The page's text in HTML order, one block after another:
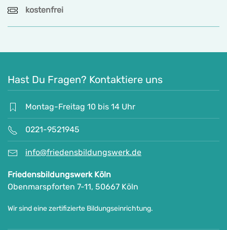
kostenfrei
Hast Du Fragen? Kontaktiere uns
Montag-Freitag 10 bis 14 Uhr
0221-9521945
info@friedensbildungswerk.de
Friedensbildungswerk Köln
Obenmarspforten 7-11, 50667 Köln
Wir sind eine zertifizierte Bildungseinrichtung.